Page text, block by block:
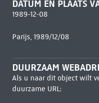
DATUM EN PLAATS
1989-12-08
Parijs, 1989/12/08
DUURZAAM
Als u naar dit object wilt
duurzame URL: